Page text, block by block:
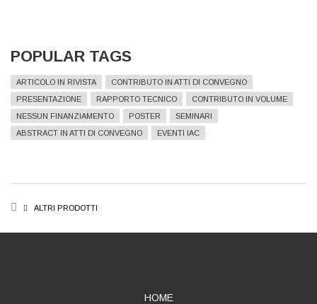
POPULAR TAGS
ARTICOLO IN RIVISTA
CONTRIBUTO IN ATTI DI CONVEGNO
PRESENTAZIONE
RAPPORTO TECNICO
CONTRIBUTO IN VOLUME
NESSUN FINANZIAMENTO
POSTER
SEMINARI
ABSTRACT IN ATTI DI CONVEGNO
EVENTI IAC
BREADCRUMB
ALTRI PRODOTTI
HOME